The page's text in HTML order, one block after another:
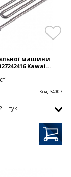
машини
Kawai...
Код: 34007
штук